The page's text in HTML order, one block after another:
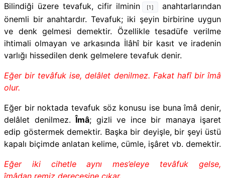
Bilindiği üzere tevafuk, cifir ilminin
[1]
anahtarlarından
önemli bir anahtardır. Tevafuk; iki şeyin birbirine uygun
ve denk gelmesi demektir. Özellikle tesadüfe verilme
ihtimali olmayan ve arkasında İlâhî bir kasıt ve iradenin
varlığı hissedilen denk gelmelere tevafuk denir.
Eğer bir tevâfuk ise, delâlet denilmez. Fakat hafî bir îmâ
olur.
Eğer bir noktada tevafuk söz konusu ise buna îmâ denir,
delâlet denilmez.Îmâ; gizli ve ince bir manaya işaret
edip göstermek demektir. Başka bir deyişle, bir şeyi üstü
kapalı biçimde anlatan kelime, cümle, işâret vb. demektir.
Eğer iki cihetle aynı mes’eleye tevâfuk gelse,
îmâdan remiz derecesine çıkar.